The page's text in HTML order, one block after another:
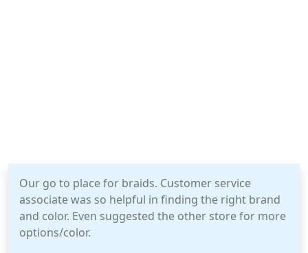
Our go to place for braids. Customer service
associate was so helpful in finding the right brand
and color. Even suggested the other store for more
options/color.